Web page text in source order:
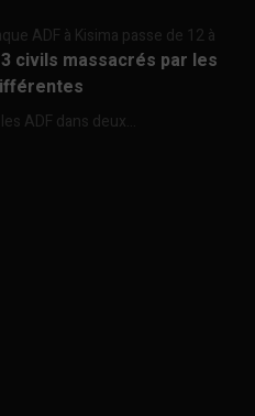
ADF à Kisima passe de 12 à
civils massacrés par les
ADF dans deux...